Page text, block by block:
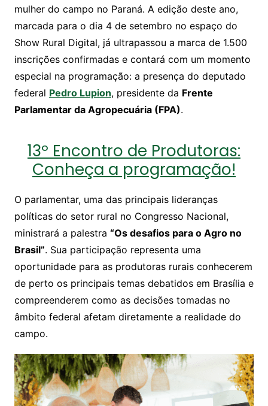
mulher do campo no Paraná. A edição deste ano,
marcada para o dia 4 de setembro no espaço do
Show Rural Digital, já ultrapassou a marca de 1.500
inscrições confirmadas e contará com um momento
especial na programação: a presença do deputado
federal Pedro Lupion, presidente da Frente
Parlamentar da Agropecuária (FPA).
13º Encontro de Produtoras:
Conheça a programação!
O parlamentar, uma das principais lideranças
políticas do setor rural no Congresso Nacional,
ministrará a palestra “Os desafios para o Agro no
Brasil”. Sua participação representa uma
oportunidade para as produtoras rurais conhecerem
de perto os principais temas debatidos em Brasília e
compreenderem como as decisões tomadas no
âmbito federal afetam diretamente a realidade do
campo.